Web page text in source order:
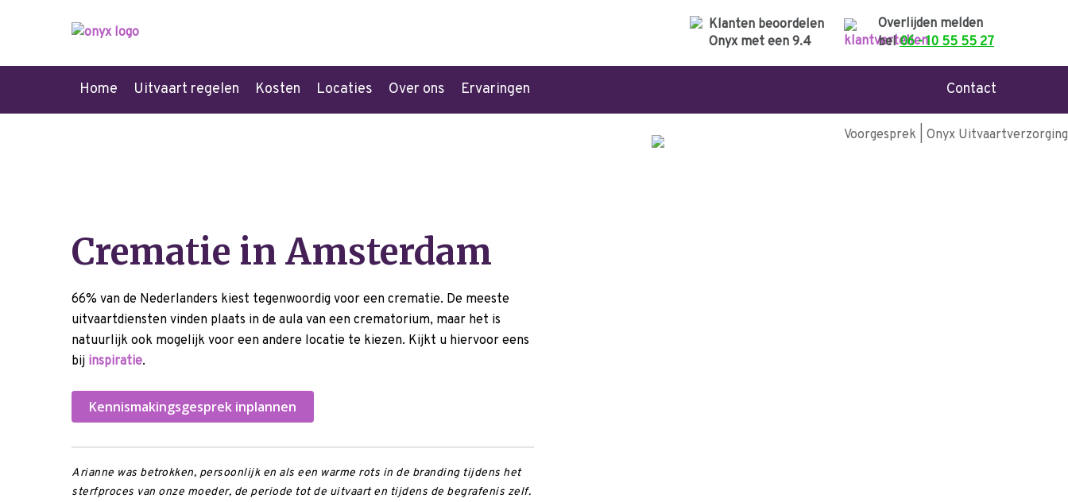
Overlijden melden
bel06 - 10 55 55 27
Klanten beoordelen
Onyx met een 9.4
Home Uitvaart regelen Kosten Locaties Over ons Ervaringen Contact
Crematie in Amsterdam
66% van de Nederlanders kiest tegenwoordig voor een crematie. De meeste
uitvaartdiensten vinden plaats in de aula van een crematorium, maar het is
natuurlijk ook mogelijk voor een andere locatie te kiezen. Kijkt u hiervoor eens
bij inspiratie.
Kennismakingsgesprek inplannen
Arianne was betrokken, persoonlijk en als een warme rots in de branding tijdens het
sterfproces van onze moeder, de periode tot de uitvaart en tijdens de begrafenis zelf.